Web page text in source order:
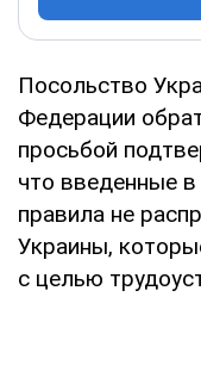
Посольство
Федерации
просьбой
что введенные
правила не
Украины,
с целью